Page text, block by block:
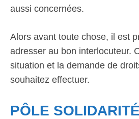
aussi concernées.
Alors avant toute chose, il est
adresser au bon interlocuteur.
situation et la demande de
souhaitez effectuer.
PÔLE